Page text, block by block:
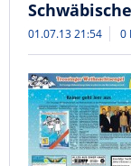
01.07.13 21:54 0